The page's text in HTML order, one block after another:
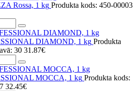
Rossa, 1 kg Produkta kods: 450-00003
DIAMOND, 1 kg Produkta
30 31.87€
MOCCA, 1 kg Produkta kods:
32.45€